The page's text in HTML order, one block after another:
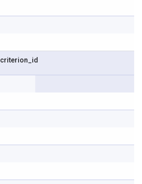
criterion id